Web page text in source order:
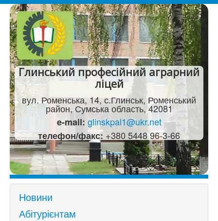
Глинський професійний аграрний
ліцей
вул. Роменська, 14, с.Глинськ, Роменський
район, Сумська область, 42081
e-mail: glinskpal1@ukr.net
телефон/факс: +380 5448 96-3-66
Новини
Абітурієнтам